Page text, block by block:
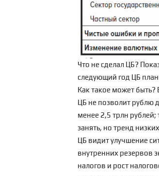
Что не сделал ЦБ?
следующий год ЦБ
Как такое может
ЦБ не позволит рублю
менее 2,5 трлн рублей;
занять, но тренд
ЦБ видит улучшение
внутренних резервов
налогов и рост